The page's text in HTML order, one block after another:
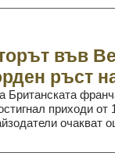
във
ръст
Британската
приходи
очакват